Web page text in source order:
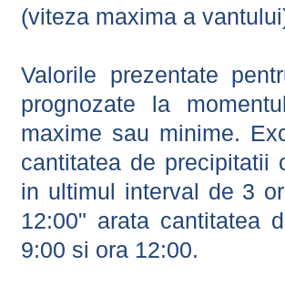
(viteza maxima a
Valorile prezentate
prognozate la
maxime sau minime.
cantitatea de precipitatii
in ultimul interval de 3
12:00" arata cantitatea
9:00 si ora 12:00.